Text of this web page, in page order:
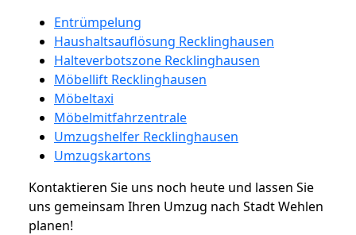
Entrümpelung
Haushaltsauflösung Recklinghausen
Halteverbotszone Recklinghausen
Möbellift Recklinghausen
Möbeltaxi
Möbelmitfahrzentrale
Umzugshelfer Recklinghausen
Umzugskartons
Kontaktieren Sie uns noch heute und lassen Sie
uns gemeinsam Ihren Umzug nach Stadt Wehlen
planen!